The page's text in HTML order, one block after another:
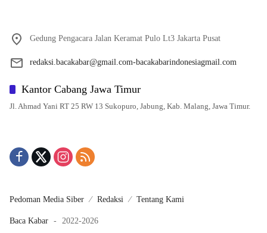
Gedung Pengacara Jalan Keramat Pulo Lt3 Jakarta Pusat
redaksi.bacakabar@gmail.com-bacakabarindonesiagmail.com
Kantor Cabang Jawa Timur
Jl. Ahmad Yani RT 25 RW 13 Sukopuro, Jabung, Kab. Malang, Jawa Timur.
Pedoman Media Siber Redaksi Tentang Kami
Baca Kabar - 2022-2026